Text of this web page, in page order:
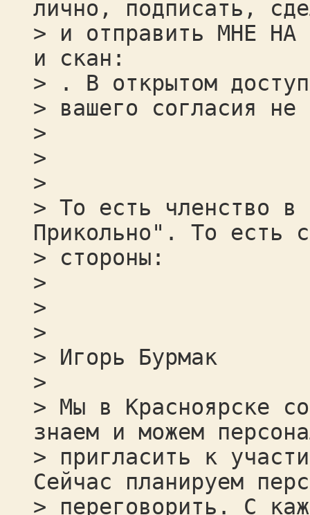
лично, подписать,
> и отправить МНЕ НА
и скан:
> . В открытом
> вашего согласия
>
>
>
> То есть членство в
Прикольно". То есть
> стороны:
>
>
>
> Игорь Бурмак
>
> Мы в Красноярске
знаем и можем
> пригласить к
Сейчас планируем
> переговорить. С